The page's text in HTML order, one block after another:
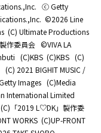
ⓒ Getty
©2026 Line
(C) Ultimate Productions
作委員会 ©️VIVA LA
(C)KBS (C)KBS (C)
(C) 2021 BIGHIT MUSIC /
Images (C)Media
International Limited
(C)「2019 L♡DK」製作委
WORKS (C)UP-FRONT